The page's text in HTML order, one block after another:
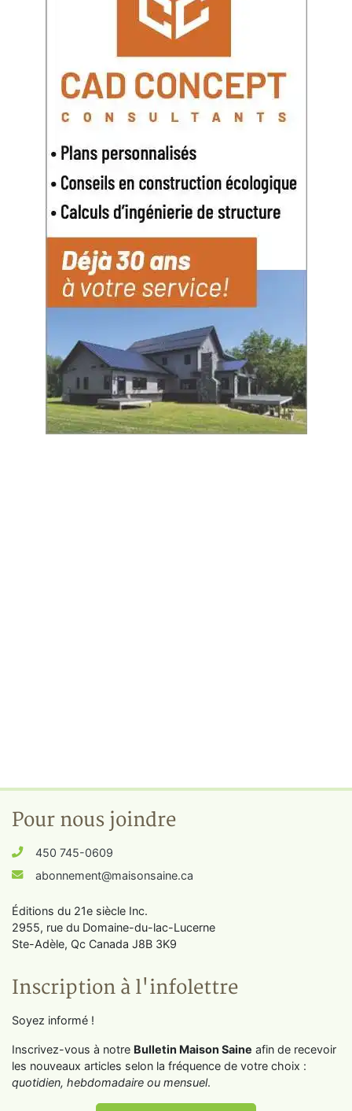
Pour nous joindre
450 745-0609
abonnement@maisonsaine.ca
Éditions du 21e siècle Inc.
2955, rue du Domaine-du-lac-Lucerne
Ste-Adèle, Qc Canada J8B 3K9
Inscription à l'infolettre
Soyez informé !
Inscrivez-vous à notre Bulletin Maison Saine afin de recevoir
les nouveaux articles selon la fréquence de votre choix :
quotidien, hebdomadaire ou mensuel.